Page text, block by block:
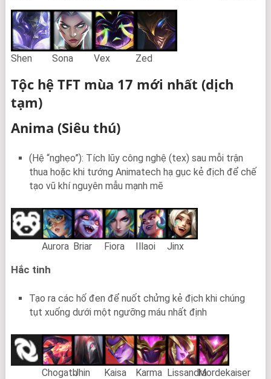
Shen Sona Vex Zed
Tộc hệ TFT mùa 17 mới nhất (dịch
tạm)
Anima (Siêu thú)
(Hệ “nghẹo”): Tích lũy công nghệ (tex) sau mỗi trận
thua hoặc khi tướng Animatech hạ gục kẻ địch để chế
tạo vũ khí nguyên mẫu mạnh mẽ
Aurora Briar Fiora Illaoi Jinx
Hắc tinh
Tạo ra các hố đen để nuốt chửng kẻ địch khi chúng
tụt xuống dưới một ngưỡng máu nhất định
ChogathJhin Kaisa Karma LissandraMordekaiser